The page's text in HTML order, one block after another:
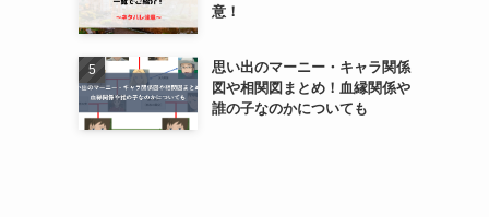
意！
思い出のマーニー・キャラ関係
図や相関図まとめ！血縁関係や
誰の子なのかについても